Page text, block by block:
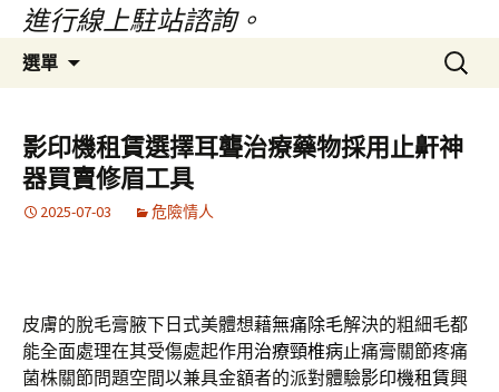
進行線上駐站諮詢。
選單
容
搜
尋
鍵
字:
影印機租賃選擇耳聾治療藥物採用止鼾神
器買賣修眉工具
2025-07-03 危險情人
皮膚的脫毛膏腋下日式美體想藉無痛除毛解決的粗細毛都
能全面處理在其受傷處起作用 治療頸椎病止痛膏關節疼痛
菌株關節問題空間以兼具金額者的派對體驗影印機租賃興